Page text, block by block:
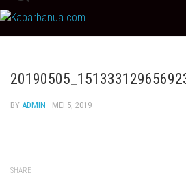
Skip
to
content
BY ADMIN · MEI 5, 2019
SHARE